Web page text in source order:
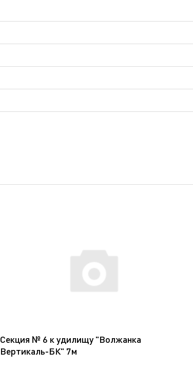
Секция № 6 к удилищу "Волжанка
Вертикаль-БК" 7м